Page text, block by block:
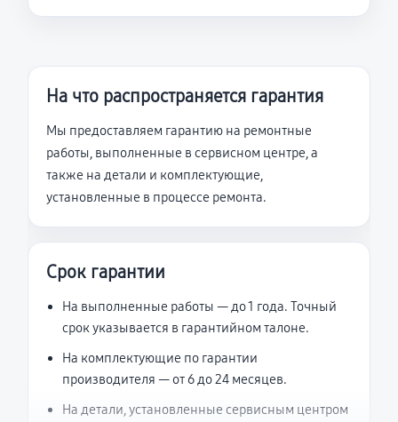
На что распространяется гарантия
Мы предоставляем гарантию на ремонтные
работы, выполненные в сервисном центре, а
также на детали и комплектующие,
установленные в процессе ремонта.
Срок гарантии
На выполненные работы — до 1 года. Точный
срок указывается в гарантийном талоне.
На комплектующие по гарантии
производителя — от 6 до 24 месяцев.
На детали, установленные сервисным центром